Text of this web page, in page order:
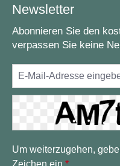
Newsletter
Abonnieren Sie den
verpassen Sie keine
Um weiterzugehen,